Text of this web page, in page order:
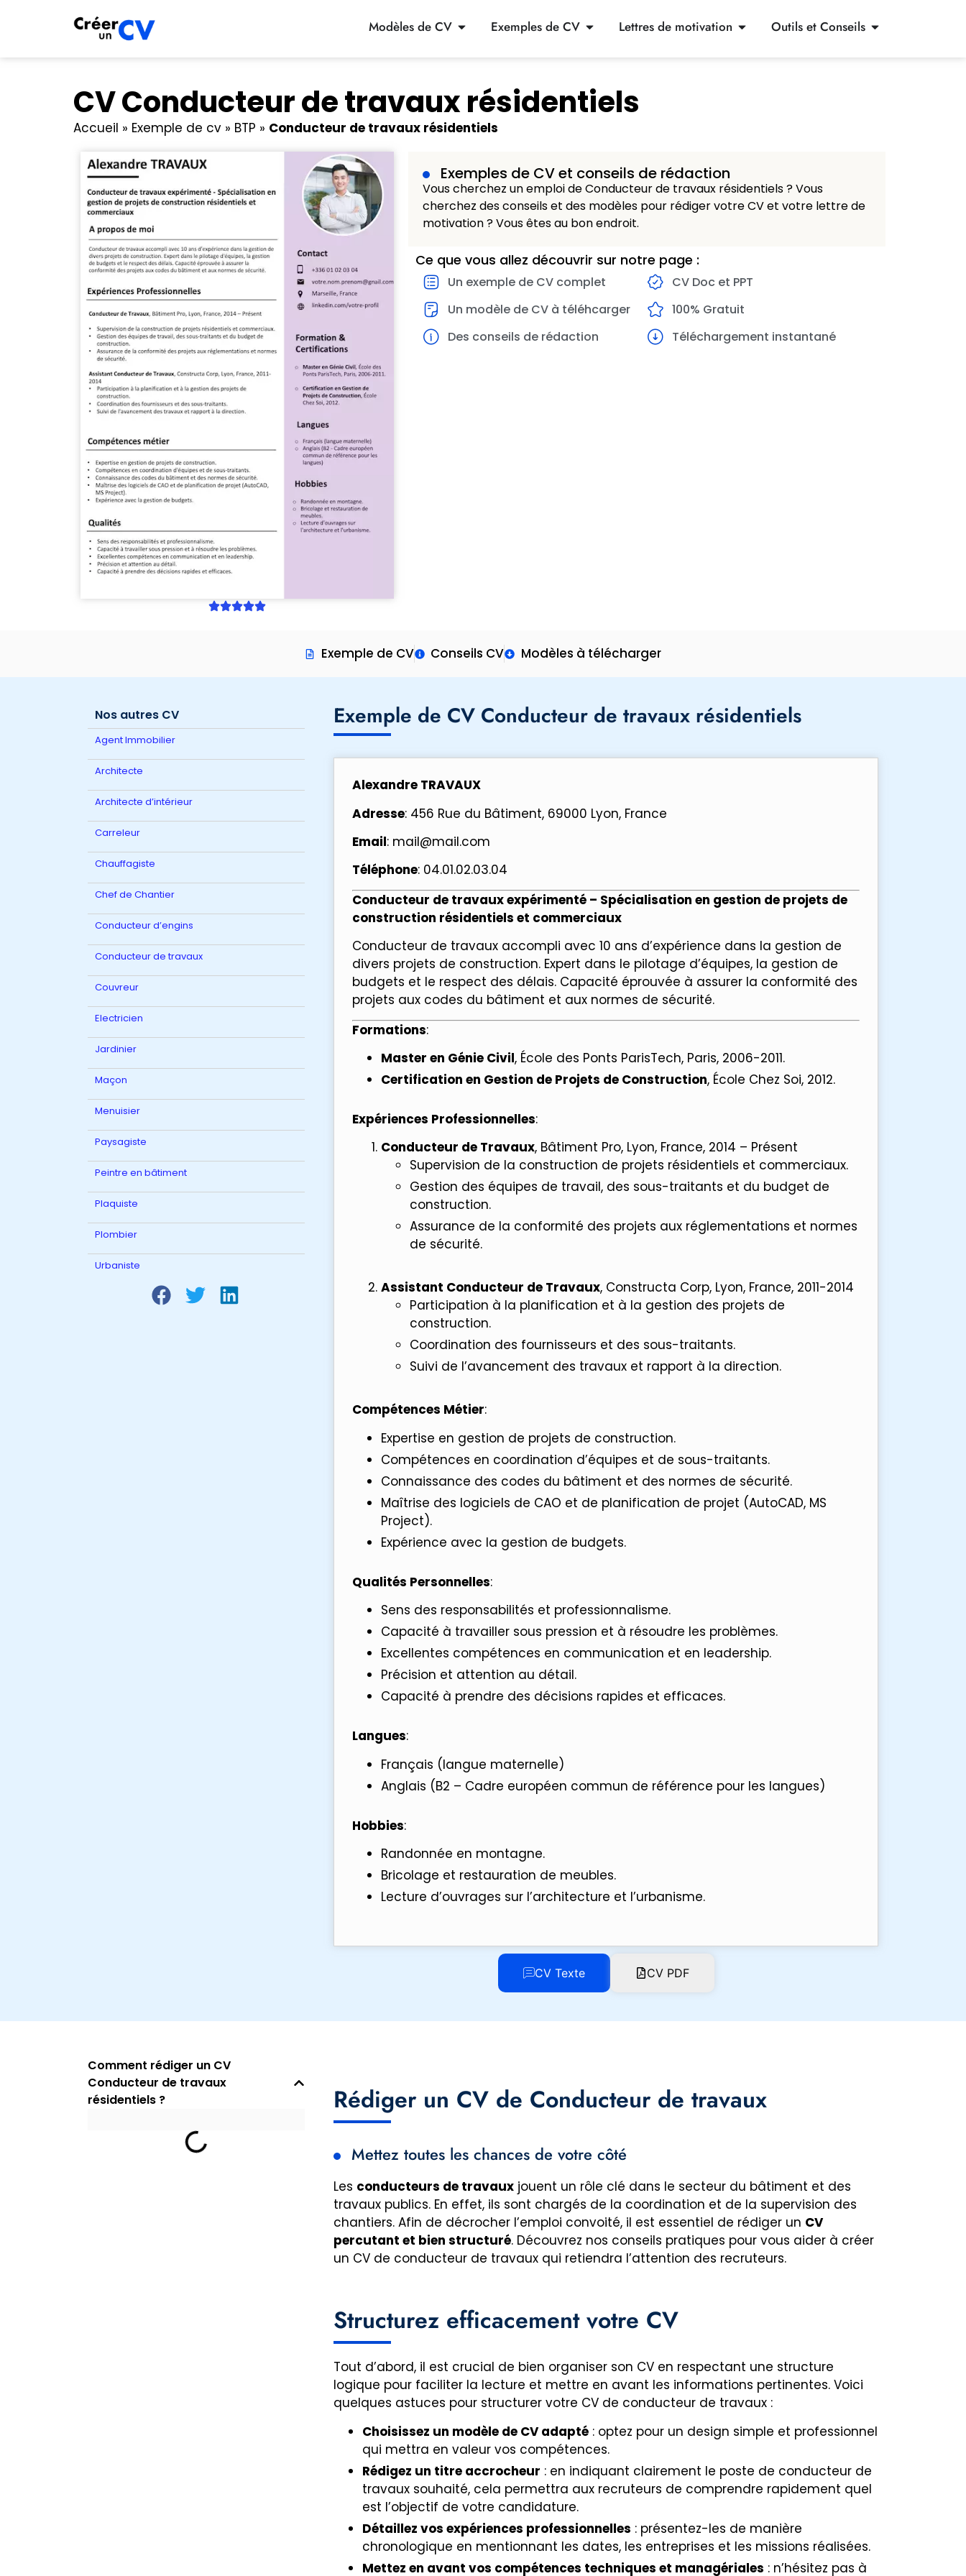
Modèles de CV Exemples de CV Lettres de motivation Outils et Conseils
CV Conducteur de travaux résidentiels
Accueil » Exemple de cv » BTP » Conducteur de travaux résidentiels
Exemples de CV et conseils de rédaction
Vous cherchez un emploi de Conducteur de travaux résidentiels ? Vous
cherchez des conseils et des modèles pour rédiger votre CV et votre lettre de
motivation ? Vous êtes au bon endroit.
Ce que vous allez découvrir sur notre page :
Un exemple de CV complet
Un modèle de CV à téléhcarger
Des conseils de rédaction
CV Doc et PPT
100% Gratuit
Téléchargement instantané
Exemple de CV Conseils CV Modèles à télécharger
Nos autres CV
Agent Immobilier
Architecte
Architecte d’intérieur
Carreleur
Chauffagiste
Chef de Chantier
Conducteur d’engins
Conducteur de travaux
Couvreur
Electricien
Jardinier
Maçon
Menuisier
Paysagiste
Peintre en bâtiment
Plaquiste
Plombier
Urbaniste
Exemple de CV Conducteur de travaux résidentiels
CV Texte CV PDF
Alexandre TRAVAUX
Adresse: 456 Rue du Bâtiment, 69000 Lyon, France
Email: mail@mail.com
Téléphone: 04.01.02.03.04
Conducteur de travaux expérimenté – Spécialisation en gestion de projets de
construction résidentiels et commerciaux
Conducteur de travaux accompli avec 10 ans d’expérience dans la gestion de
divers projets de construction. Expert dans le pilotage d’équipes, la gestion de
budgets et le respect des délais. Capacité éprouvée à assurer la conformité des
projets aux codes du bâtiment et aux normes de sécurité.
Formations:
Master en Génie Civil, École des Ponts ParisTech, Paris, 2006-2011.
Certification en Gestion de Projets de Construction, École Chez Soi, 2012.
Expériences Professionnelles:
Conducteur de Travaux, Bâtiment Pro, Lyon, France, 2014 – Présent
Supervision de la construction de projets résidentiels et commerciaux.
Gestion des équipes de travail, des sous-traitants et du budget de
construction.
Assurance de la conformité des projets aux réglementations et normes
de sécurité.
Assistant Conducteur de Travaux, Constructa Corp, Lyon, France, 2011-2014
Participation à la planification et à la gestion des projets de
construction.
Coordination des fournisseurs et des sous-traitants.
Suivi de l’avancement des travaux et rapport à la direction.
Compétences Métier:
Expertise en gestion de projets de construction.
Compétences en coordination d’équipes et de sous-traitants.
Connaissance des codes du bâtiment et des normes de sécurité.
Maîtrise des logiciels de CAO et de planification de projet (AutoCAD, MS
Project).
Expérience avec la gestion de budgets.
Qualités Personnelles:
Sens des responsabilités et professionnalisme.
Capacité à travailler sous pression et à résoudre les problèmes.
Excellentes compétences en communication et en leadership.
Précision et attention au détail.
Capacité à prendre des décisions rapides et efficaces.
Langues:
Français (langue maternelle)
Anglais (B2 – Cadre européen commun de référence pour les langues)
Hobbies:
Randonnée en montagne.
Bricolage et restauration de meubles.
Lecture d’ouvrages sur l’architecture et l’urbanisme.
Comment rédiger un CV
Conducteur de travaux
résidentiels ?
Rédiger un CV de Conducteur de travaux
Mettez toutes les chances de votre côté
Les conducteurs de travaux jouent un rôle clé dans le secteur du bâtiment et des
travaux publics. En effet, ils sont chargés de la coordination et de la supervision des
chantiers. Afin de décrocher l’emploi convoité, il est essentiel de rédiger un CV
percutant et bien structuré. Découvrez nos conseils pratiques pour vous aider à créer
un CV de conducteur de travaux qui retiendra l’attention des recruteurs.
Structurez efficacement votre CV
Tout d’abord, il est crucial de bien organiser son CV en respectant une structure
logique pour faciliter la lecture et mettre en avant les informations pertinentes. Voici
quelques astuces pour structurer votre CV de conducteur de travaux :
Choisissez un modèle de CV adapté : optez pour un design simple et professionnel
qui mettra en valeur vos compétences.
Rédigez un titre accrocheur : en indiquant clairement le poste de conducteur de
travaux souhaité, cela permettra aux recruteurs de comprendre rapidement quel
est l’objectif de votre candidature.
Détaillez vos expériences professionnelles : présentez-les de manière
chronologique en mentionnant les dates, les entreprises et les missions réalisées.
Mettez en avant vos compétences techniques et managériales : n’hésitez pas à